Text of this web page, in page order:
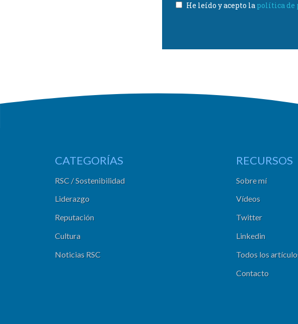
He leído y acepto la política de
CATEGORÍAS
RSC / Sostenibilidad
Liderazgo
Reputación
Cultura
Noticias RSC
RECURSOS
Sobre mí
Vídeos
Twitter
Linkedin
Todos los
Contacto